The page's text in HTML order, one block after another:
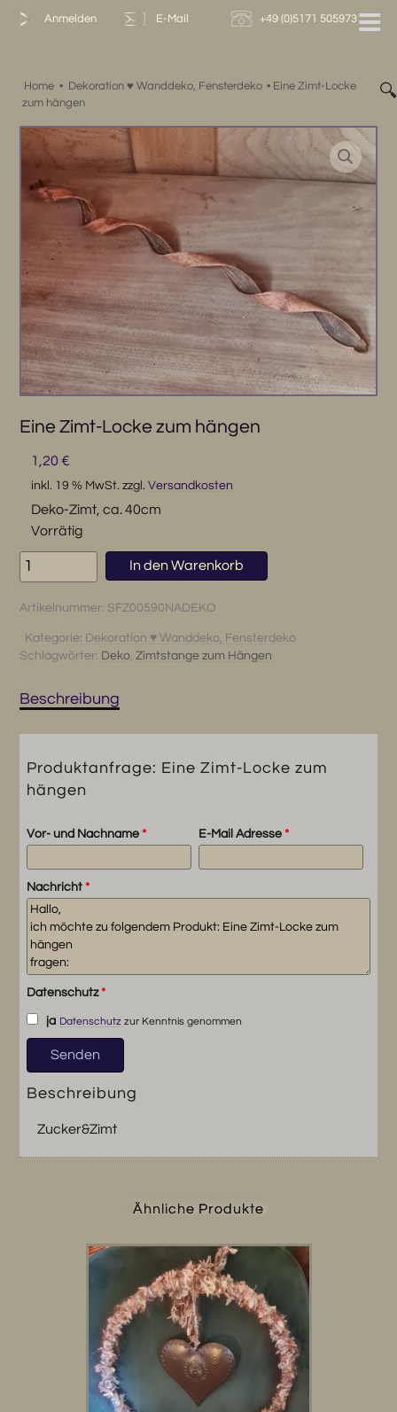
Zum
Anmelden E-Mail +49 (0)5171 505973
Home • Dekoration ♥ Wanddeko, Fensterdeko • Eine Zimt-Locke
zum hängen
🔍
Eine Zimt-Locke zum hängen
1,20 €
inkl. 19 % MwSt. zzgl. Versandkosten
Deko-Zimt, ca. 40cm
Vorrätig
Eine
Zimt-
hängen
Menge
In den Warenkorb
Artikelnummer: SFZ00590NADEKO
Kategorie: Dekoration ♥ Wanddeko, Fensterdeko
Schlagwörter: Deko ,Zimtstange zum Hängen
Beschreibung
Produktanfrage: Eine Zimt-Locke zum
hängen
Vor- und Nachname* E-Mail Adresse *
Nachricht*
Datenschutz*
ja Datenschutz zur Kenntnis genommen
Beschreibung
Zucker&Zimt
Ähnliche Produkte